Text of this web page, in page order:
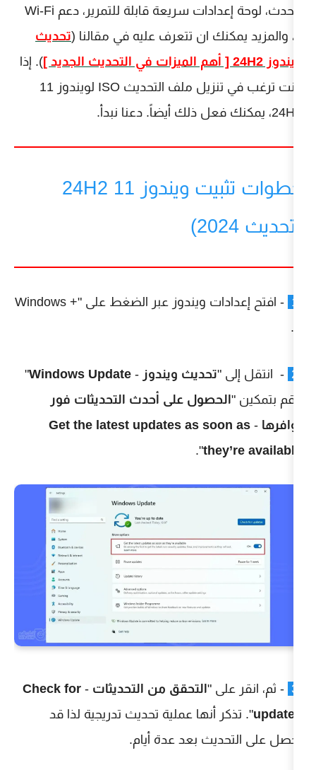
محدث، لوحة إعدادات سريعة قابلة للتمرير، دعم Wi-Fi
تحديث
). إذا
كنت ترغب في تنزيل ملف التحديث ISO لويندوز 11
خطوات تثبيت ويندوز 11 24H2
- افتح إعدادات ويندوز عبر الضغط على "Windows +
تحديث ويندوز-
Windows Update
"
على أحدث التحديثات فور
Get the latest updates as
".
التحقق من التحديثات-
Check for
أنها عملية تحديث تدريجية لذا قد
بعد عدة أيام.